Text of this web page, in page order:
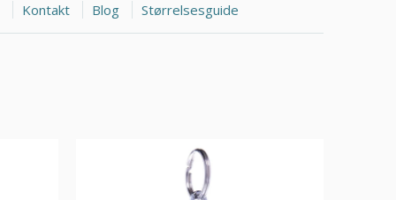
Kontakt Blog Størrelsesguide